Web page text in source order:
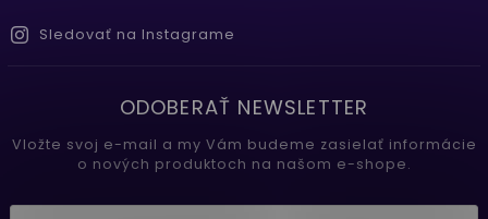
Sledovať na Instagrame
ODOBERAŤ NEWSLETTER
Vložte svoj e-mail a my Vám budeme zasielať informácie
o nových produktoch na našom e-shope.